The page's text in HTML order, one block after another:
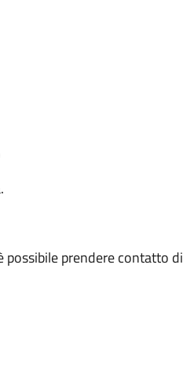
prendere contatto